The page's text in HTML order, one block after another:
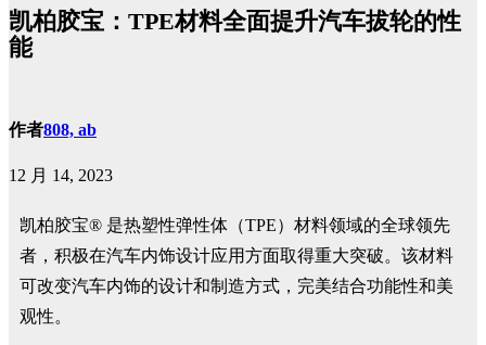
凯柏胶宝：TPE材料全面提升汽车拔轮的性
能
作者808, ab
12 月 14, 2023
凯柏胶宝® 是热塑性弹性体（TPE）材料领域的全球领先
者，积极在汽车内饰设计应用方面取得重大突破。该材料
可改变汽车内饰的设计和制造方式，完美结合功能性和美
观性。